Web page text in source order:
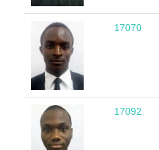
17070
17092